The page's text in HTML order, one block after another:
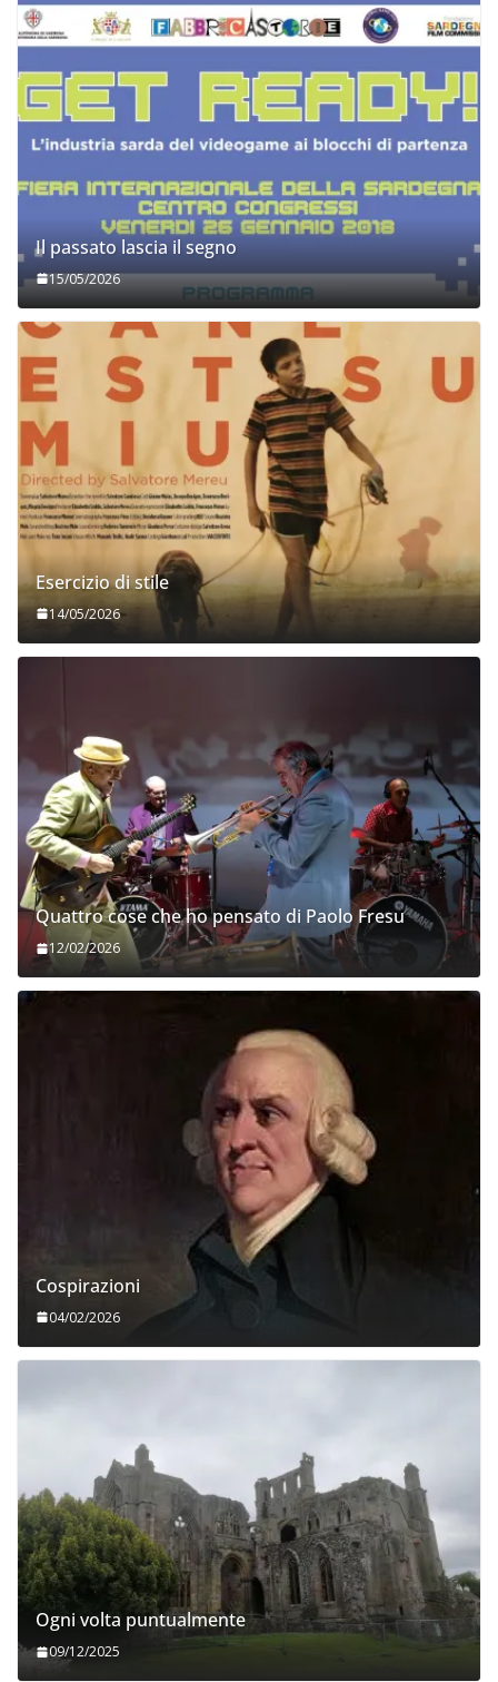
Il passato lascia il segno
15/05/2026
Esercizio di stile
14/05/2026
Quattro cose che ho pensato di Paolo Fresu
12/02/2026
Cospirazioni
04/02/2026
Ogni volta puntualmente
09/12/2025